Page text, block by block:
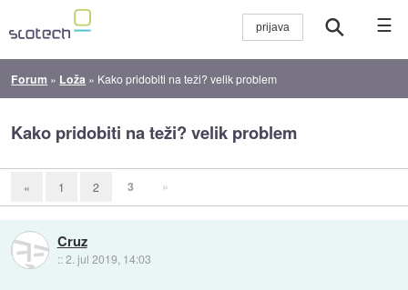
☰
Forum » Loža » Kako pridobiti na teži? velik problem
Kako pridobiti na teži? velik problem
« 1 2 3 »
Cruz
::2. jul 2019, 14:03